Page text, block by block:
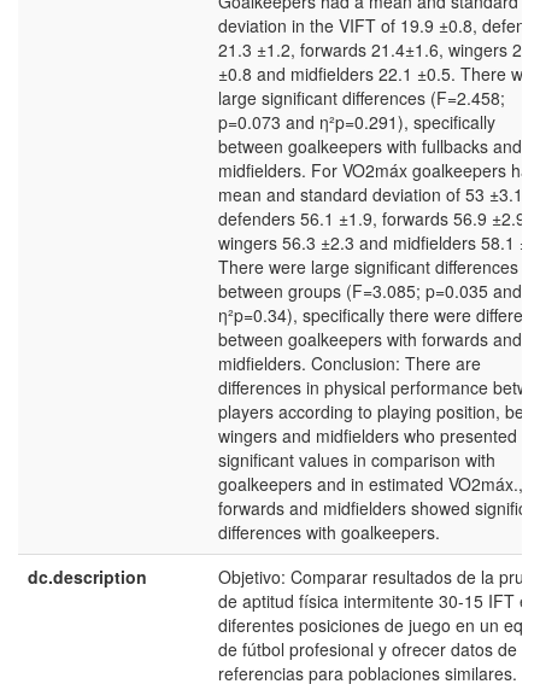
deviation in the VIFT of 19.9 ±0.8,
21.3 ±1.2, forwards 21.4±1.6, wingers
±0.8 and midfielders 22.1 ±0.5. There
large significant differences (F=2.458;
p=0.073 and η²p=0.291), specifically
between goalkeepers with fullbacks and
midfielders. For VO2máx goalkeepers
mean and standard deviation of 53 ±3.1,
defenders 56.1 ±1.9, forwards 56.9 ±2.9,
wingers 56.3 ±2.3 and midfielders 58.1
There were large significant differences
between groups (F=3.085; p=0.035 and
η²p=0.34), specifically there were
between goalkeepers with forwards and
midfielders. Conclusion: There are
differences in physical performance
players according to playing position,
wingers and midfielders who presented
significant values in comparison with
goalkeepers and in estimated VO2máx.,
forwards and midfielders showed
differences with goalkeepers.
dc.description
Objetivo: Comparar resultados de la
de aptitud física intermitente 30-15 IFT
diferentes posiciones de juego en un
de fútbol profesional y ofrecer datos de
referencias para poblaciones similares.